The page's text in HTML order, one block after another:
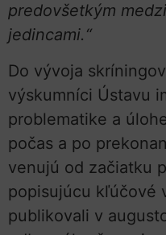
predovšetkým
jedincami.“
Do vývoja
výskumníci Ústavu
problematike a
počas a po
venujú od začiatku
popisujúcu kľúčové
publikovali v